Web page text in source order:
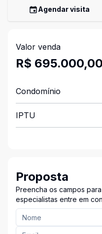
Agendar visita
Valor venda
R$ 695.000,00
Condomínio
IPTU
Proposta
Preencha os campos
especialistas entre em